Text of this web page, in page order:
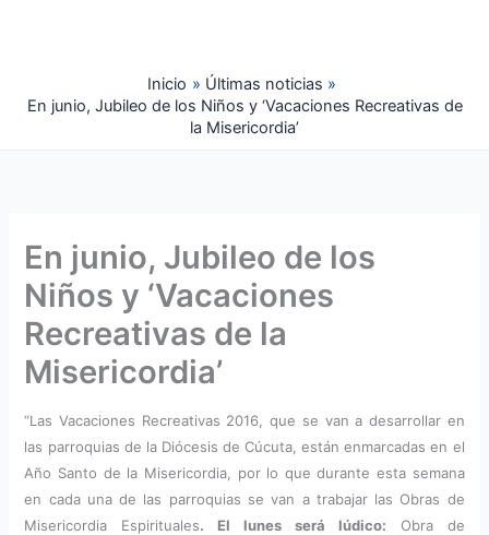
Inicio
Últimas noticias
En junio, Jubileo de los Niños y ‘Vacaciones Recreativas de
la Misericordia’
En junio, Jubileo de los
Niños y ‘Vacaciones
Recreativas de la
Misericordia’
“Las Vacaciones Recreativas 2016, que se van a desarrollar en
las parroquias de la Diócesis de Cúcuta, están enmarcadas en el
Año Santo de la Misericordia, por lo que durante esta semana
en cada una de las parroquias se van a trabajar las Obras de
Misericordia Espirituales. El lunes será lúdico: Obra de